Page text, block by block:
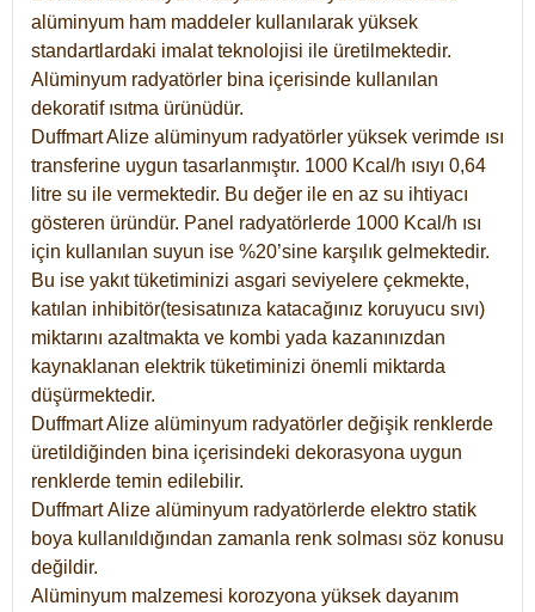
alüminyum ham maddeler kullanılarak yüksek
standartlardaki imalat teknolojisi ile üretilmektedir.
Alüminyum radyatörler bina içerisinde kullanılan
dekoratif ısıtma ürünüdür.
Duffmart Alize alüminyum radyatörler yüksek verimde ısı
transferine uygun tasarlanmıştır. 1000 Kcal/h ısıyı 0,64
litre su ile vermektedir. Bu değer ile en az su ihtiyacı
gösteren üründür. Panel radyatörlerde 1000 Kcal/h ısı
için kullanılan suyun ise %20’sine karşılık gelmektedir.
Bu ise yakıt tüketiminizi asgari seviyelere çekmekte,
katılan inhibitör(tesisatınıza katacağınız koruyucu sıvı)
miktarını azaltmakta ve kombi yada kazanınızdan
kaynaklanan elektrik tüketiminizi önemli miktarda
düşürmektedir.
Duffmart Alize alüminyum radyatörler değişik renklerde
üretildiğinden bina içerisindeki dekorasyona uygun
renklerde temin edilebilir.
DuffmartAlize alüminyum radyatörlerde elektro statik
boya kullanıldığından zamanla renk solması söz konusu
değildir.
Alüminyum malzemesi korozyona yüksek dayanım